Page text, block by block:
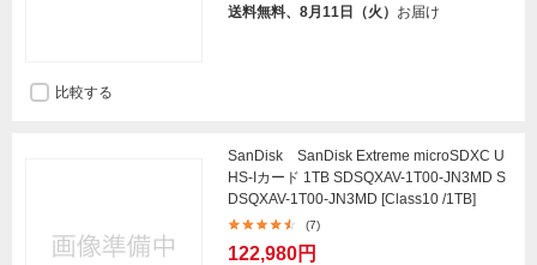
送料無料、8月11日（火） お届け
比較する
SanDisk SanDisk Extreme microSDXC U
HS-Iカード 1TB SDSQXAV-1T00-JN3MD S
DSQXAV-1T00-JN3MD [Class10 /1TB]
(7)
122,980円